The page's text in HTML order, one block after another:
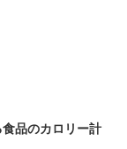
品のカロリー計